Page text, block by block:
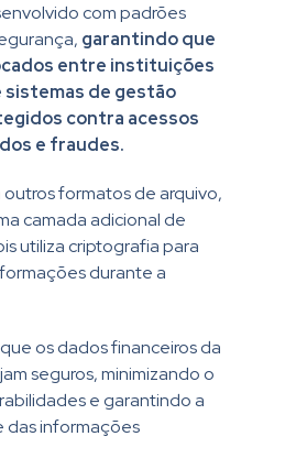
com padrões
garantindo que
entre instituições
sistemas de gestão
contra acessos
e fraudes.
formatos de arquivo,
camada adicional de
utiliza criptografia para
durante a
os dados financeiros da
seguros, minimizando o
e garantindo a
das informações